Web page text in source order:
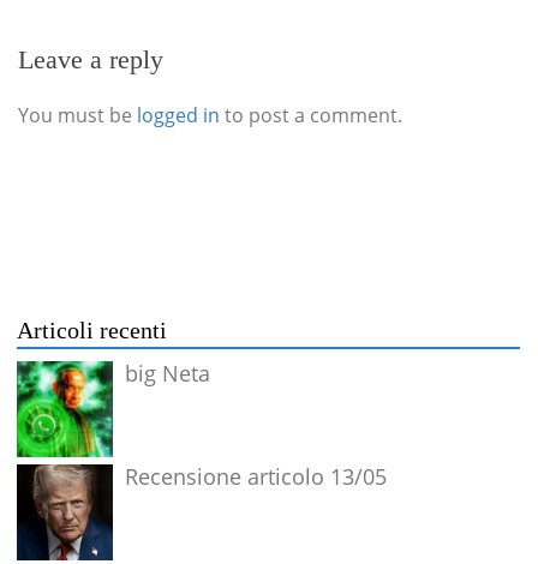
Leave a reply
You must be logged in to post a comment.
Articoli recenti
big Neta
Recensione articolo 13/05